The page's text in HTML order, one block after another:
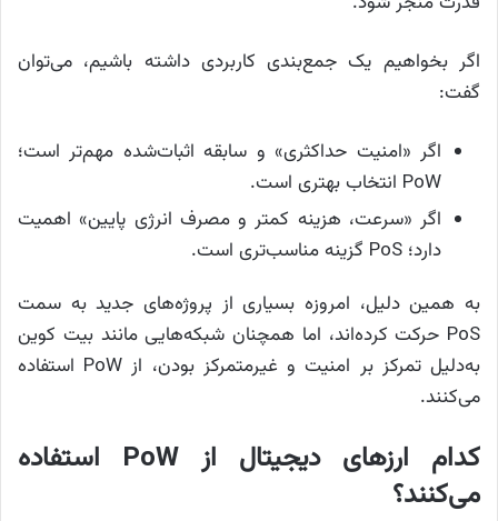
اگر بخواهیم یک جمع‌بندی کاربردی داشته باشیم، می‌توان
گفت:
اگر «امنیت حداکثری» و سابقه اثبات‌شده مهم‌تر است؛
PoW انتخاب بهتری است.
اگر «سرعت، هزینه کمتر و مصرف انرژی پایین» اهمیت
دارد؛ PoS گزینه مناسب‌تری است.
به همین دلیل، امروزه بسیاری از پروژه‌های جدید به سمت
PoS حرکت کرده‌اند، اما همچنان شبکه‌هایی مانند بیت‌ کوین
به‌دلیل تمرکز بر امنیت و غیرمتمرکز بودن، از PoW استفاده
می‌کنند.
کدام ارزهای دیجیتال از PoW استفاده
می‌کنند؟